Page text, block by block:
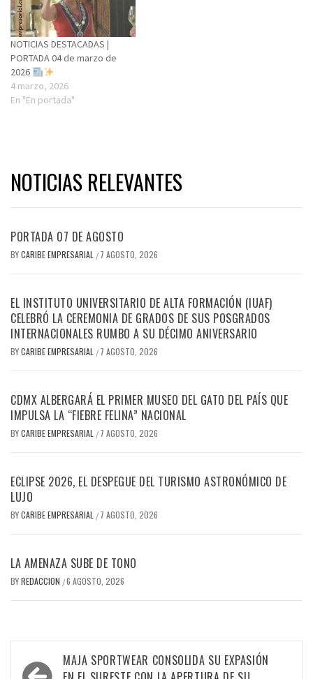
NOTICIAS DESTACADAS |
PORTADA 04 de marzo de
2026
4 marzo, 2026
En "En portada"
NOTICIAS RELEVANTES
PORTADA 07 DE AGOSTO
BYCARIBE EMPRESARIAL / 7 AGOSTO, 2026
EL INSTITUTO UNIVERSITARIO DE ALTA FORMACIÓN (IUAF)
CELEBRÓ LA CEREMONIA DE GRADOS DE SUS POSGRADOS
INTERNACIONALES RUMBO A SU DÉCIMO ANIVERSARIO
BYCARIBE EMPRESARIAL / 7 AGOSTO, 2026
CDMX ALBERGARÁ EL PRIMER MUSEO DEL GATO DEL PAÍS QUE
IMPULSA LA “FIEBRE FELINA” NACIONAL
BYCARIBE EMPRESARIAL / 7 AGOSTO, 2026
ECLIPSE 2026, EL DESPEGUE DEL TURISMO ASTRONÓMICO DE
LUJO
BYCARIBE EMPRESARIAL / 7 AGOSTO, 2026
LA AMENAZA SUBE DE TONO
BYREDACCION /6 AGOSTO, 2026
NavegaciónMAJA SPORTWEAR CONSOLIDA SU EXPASIÓN